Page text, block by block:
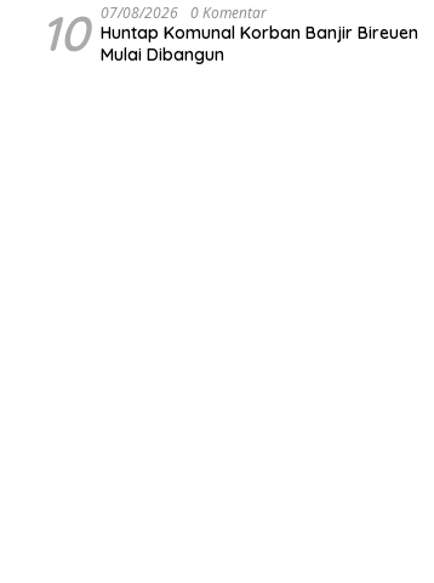
10 07/08/2026 0 Komentar
Huntap Komunal Korban Banjir Bireuen
Mulai Dibangun